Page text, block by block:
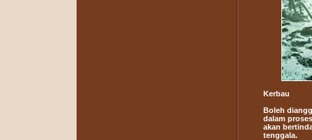
Kerbau
Boleh
dalam
akan
tenggala.